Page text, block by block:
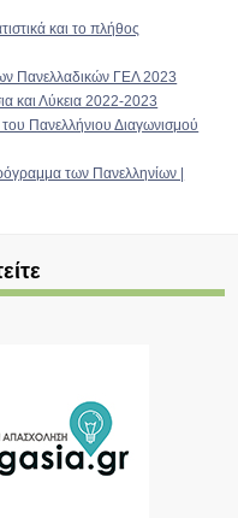
και το πλήθος
Πανελλαδικών ΓΕΛ 2023
και Λύκεια 2022-2023
Πανελλήνιου Διαγωνισμού
των Πανελληνίων |